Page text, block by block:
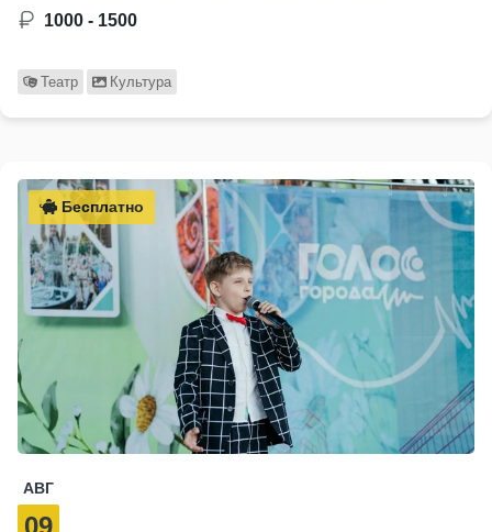
1000 - 1500
Театр Культура
Бесплатно
АВГ